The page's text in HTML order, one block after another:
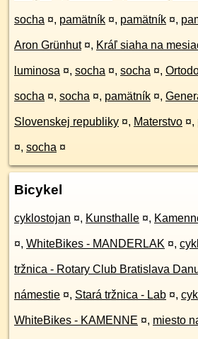
socha ¤, pamätník ¤, pamätník ¤,
Aron Grünhut ¤, Kráľ siaha na
luminosa ¤, socha ¤, socha ¤,
socha ¤, socha ¤, pamätník ¤,
Slovenskej republiky ¤, Materstvo ¤,
¤, socha ¤
Bicykel
cyklostojan ¤, Kunsthalle ¤,
¤, WhiteBikes - MANDERLAK ¤,
tržnica - Rotary Club Bratislava
námestie ¤, Stará tržnica - Lab ¤,
WhiteBikes - KAMENNE ¤, miesto